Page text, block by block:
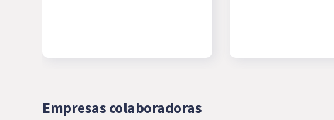
Empresas colaboradoras